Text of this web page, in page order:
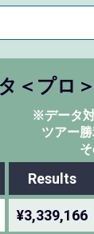
＜プロ＞
※データ
ツアー
そ
Results
¥3,339,166